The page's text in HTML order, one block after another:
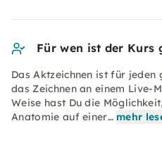
Für wen ist der Kurs
Das Aktzeichnen ist für
das Zeichnen an einem Live-
Weise hast Du die
Anatomie auf einer… mehr